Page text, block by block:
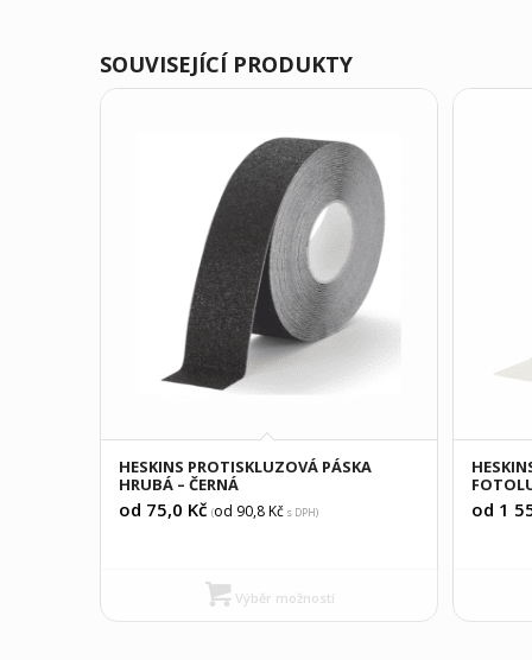
SOUVISEJÍCÍ PRODUKTY
HESKINS PROTISKLUZOVÁ PÁSKA
HRUBÁ – ČERNÁ
od 75,0 Kč (od 90,8Kčs DPH)
Výběr možností
od 1